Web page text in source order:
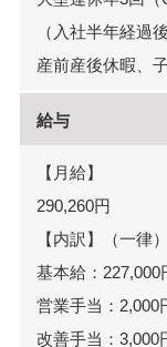
（入社半年経過
産前産後休暇、
給与
【月給】
290,260円
【内訳】（一律）
基本給：227,000
営業手当：2,000
改善手当：3,000